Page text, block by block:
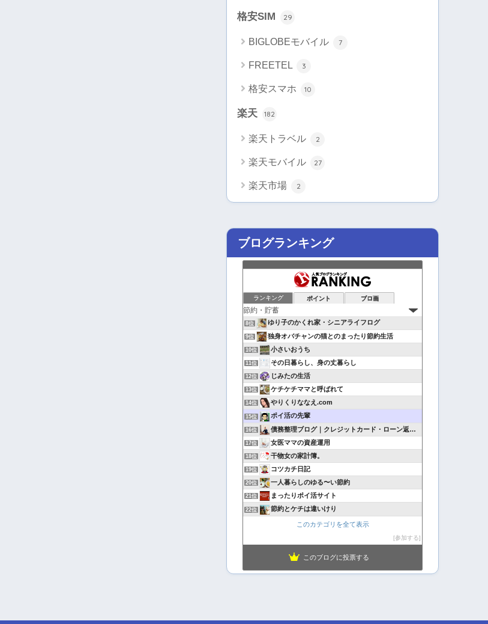
格安SIM 29
BIGLOBEモバイル 7
FREETEL 3
格安スマホ 10
楽天 182
楽天トラベル 2
楽天モバイル 27
楽天市場 2
ブログランキング
ランキング ポイント ブロ画
8位 ゆり子のかくれ家・シニアライフログ
9位 独身オバチャンの猫とのまったり節約生活
10位 小さいおうち
11位 その日暮らし、身の丈暮らし
12位 じみたの生活
13位 ケチケチママと呼ばれて
14位 やりくりななえ.com
15位 ポイ活の先輩
16位 債務整理ブログ｜クレジットカード・ローン返済で悩んでいる方へ
17位 女医ママの資産運用
18位 干物女の家計簿。
19位 コツカチ日記
20位 一人暮らしのゆる〜い節約
21位 まったりポイ活サイト
22位 節約とケチは違いけり
このカテゴリを全て表示
参加する
このブログに投票する